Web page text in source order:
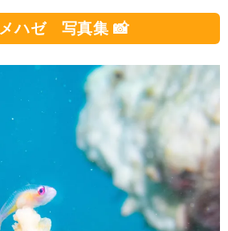
ハゼ 写真集 📸